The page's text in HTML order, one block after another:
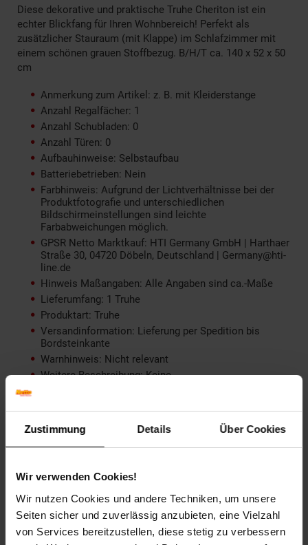
Zustimmung Details Über Cookies
Wir verwenden Cookies!
Wir nutzen Cookies und andere Techniken, um unsere
Seiten sicher und zuverlässig anzubieten, eine Vielzahl
von Services bereitzustellen, diese stetig zu verbessern
Diese dekorative und praktische Truhe Cheriton ist ein
echter Blickfang für Ihren Wohnbereich! Perfekt als
zusätzlicher Stauraum (mit Klappe) im Schlafzimmer mit
einem schönen grauen Stoffbezug. B/H/T ca. 140 x 52 x 50
cm
Anmerkung zum Artikel: z. B. mit Kleiderstange
Anzahl Regalfächer: 1
Anzahl Schubladen: 0
Anzahl Türen: 0
Aufbauhinweise: Selbstaufbau
Batteriebetrieben: Nein
Farbhinweis: Aufgrund der Lichtverhältnisse bei der
Produktfotografie und unterschiedlichen
Bildschirmeinstellungen sind leichte
Farbabweichungen möglich.
GPSR Netto Marktkauf: HTI Germany GmbH | Harthaer
Straße 30, 04720 Döbeln, Deutschland | Germany@hti-
line.de
Hinweis Maßangaben: Alle Angaben sind ca.-Maße
Lieferumfang: 1 Truhe
Produktart: Truhe
Versandinformation: Lieferung per Spedition bis
Bordsteinkante
Warnhinweis: Nicht relevant
Weitere Beschreibung: Keine
productSafetyName: HTI Germany GmbH
productSafetyPhone: +49 (0) 3431 6064831
Farbe (außen): Grey
Set-Größe (Teile): 1-teilig
Länge (cm): 50 cm
Breite (cm): 140 cm